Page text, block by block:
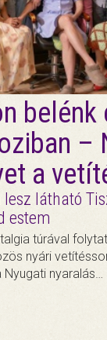
belénk
–
a
látható
estem
túrával
nyári
nyaralás…